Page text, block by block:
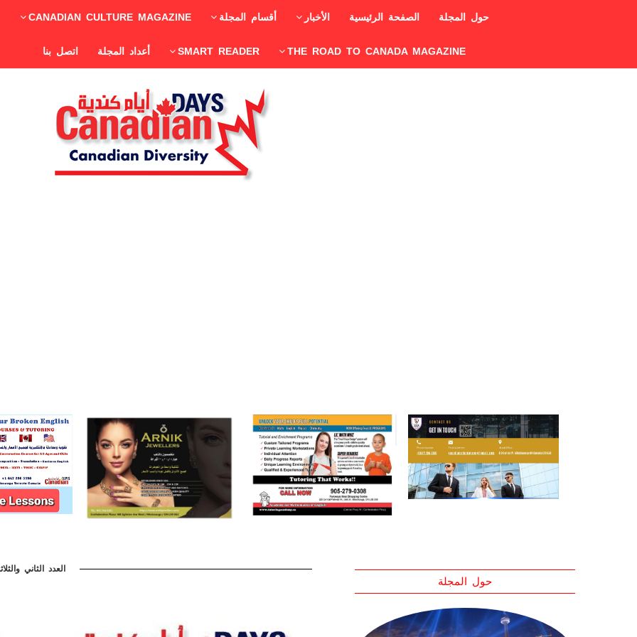
حول المجلة الصفحة الرئيسية الأخبار أقسام المجلة CANADIAN CULTURE MAGAZINE
THE ROAD TO CANADA MAGAZINE
SMART READER أعداد المجلة اتصل بنا
العدد الثاني
حول المجلة